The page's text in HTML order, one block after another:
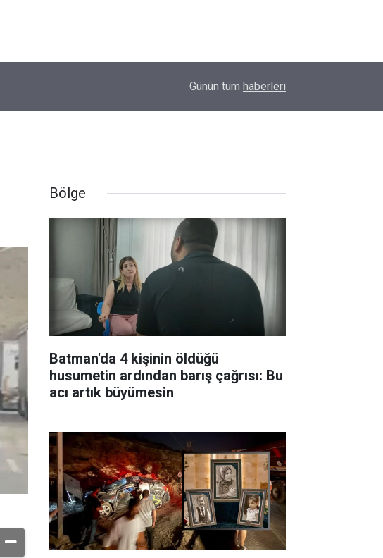
Uyarılar fayda etmiyor; Diyarbakır’da bir genç
Günün tüm haberleri
Bölge
Batman'da 4 kişinin öldüğü
husumetin ardından barış çağrısı: Bu
acı artık büyümesin